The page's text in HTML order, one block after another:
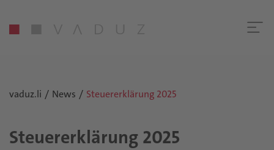
vaduz.li News Steuererklärung 2025
Steu­er­er­klä­rung 2025